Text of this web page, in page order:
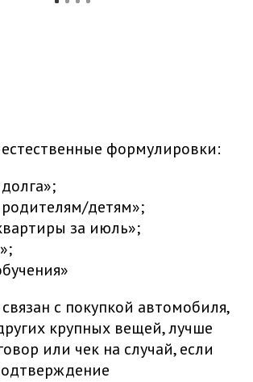
формулировки:
детям»;
за июль»;
с покупкой автомобиля,
крупных вещей, лучше
или чек на случай, если